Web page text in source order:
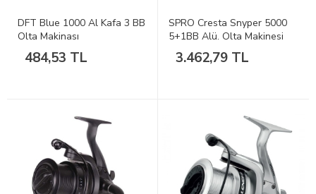
DFT Blue 1000 Al Kafa 3 BB
Olta Makinası
484,53 TL
SPRO Cresta Snyper 5000
5+1BB Alü. Olta Makinesi
3.462,79 TL